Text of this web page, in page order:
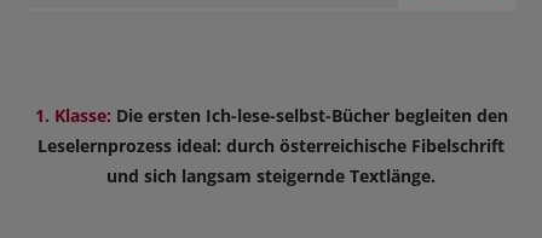
1. Klasse: Die ersten Ich-lese-selbst-Bücher begleiten den
Leselernprozess ideal: durch österreichische Fibelschrift
und sich langsam steigernde Textlänge.